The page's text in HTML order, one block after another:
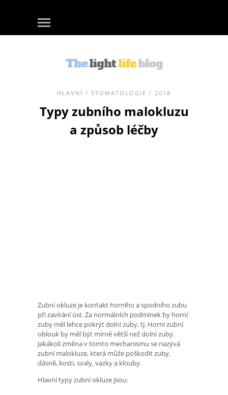
HLAVNÍ / STOMATOLOGIE / 2018
Typy zubního malokluzu
a způsob léčby
Zubní okluze je kontakt horního a spodního zubu
při zavírání úst. Za normálních podmínek by horní
zuby měl lehce pokrýt dolní zuby, tj. Horní zubní
oblouk by měl být mírně větší než dolní zuby.
Jakákoli změna v tomto mechanismu se nazývá
zubní malokluze, která může poškodit zuby,
dásně, kosti, svaly, vazky a klouby.
Hlavní typy zubní okluze jsou: